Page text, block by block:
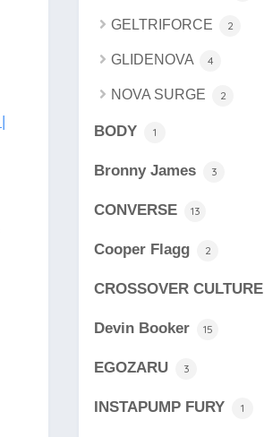
GELTRIFORCE 2
GLIDENOVA 4
NOVA SURGE 2
BODY 1
Bronny James 3
CONVERSE 13
Cooper Flagg 2
CROSSOVER CULTURE
Devin Booker 15
EGOZARU 3
INSTAPUMP FURY 1